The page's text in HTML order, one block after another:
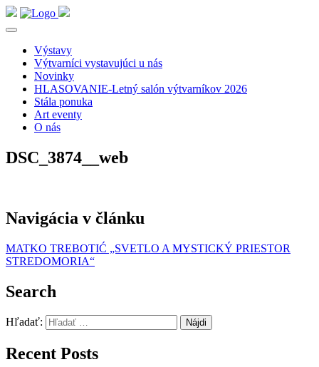
Výstavy
Výtvarníci vystavujúci u nás
Novinky
HLASOVANIE-Letný salón výtvarníkov 2026
Stála ponuka
Art eventy
O nás
DSC_3874__web
Navigácia v článku
MATKO TREBOTIĆ „SVETLO A MYSTICKÝ PRIESTOR
STREDOMORIA“
Search
Hľadať:
Recent Posts